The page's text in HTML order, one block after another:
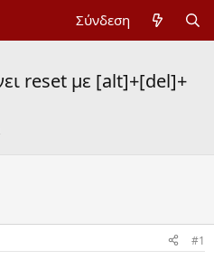
Σύνδεση
reset με [alt]+[del]+
#1